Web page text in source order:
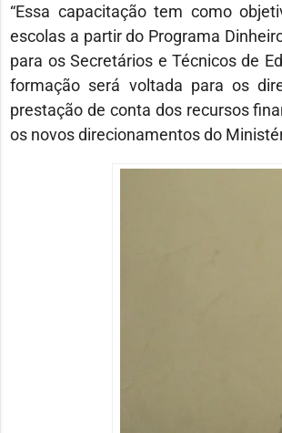
“Essa capacitação tem como
escolas a partir do Programa
para os Secretários e Técnicos de
formação será voltada para os
prestação de conta dos recursos
os novos direcionamentos do